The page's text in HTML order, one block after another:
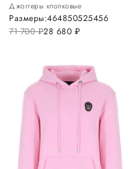
Джоггеры хлопковые
71 700руб.28 680 руб.
Размеры:464850525456